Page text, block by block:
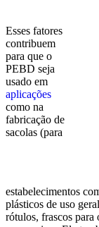
Esses fatores
contribuem
para que o
PEBD seja
usado em
aplicações
como na
fabricação de
sacolas (para
estabelecimentos
plásticos de uso
rótulos, frascos para